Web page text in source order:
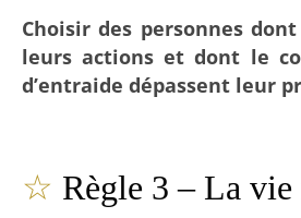
Choisir des personnes
leurs actions et dont le
d’entraide dépassent leur
☆ Règle 3 – La vie